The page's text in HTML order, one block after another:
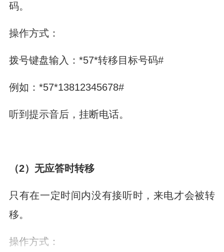
码。
操作方式：
拨号键盘输入：*57*转移目标号码#
例如：*57*13812345678#
听到提示音后，挂断电话。
（2）无应答时转移
只有在一定时间内没有接听时，来电才会被转
移。
操作方式：